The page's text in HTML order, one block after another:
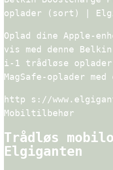
oplader (sort) |
Oplad dine Apple-
vis med denne
i-1 trådløse
MagSafe-oplader med
http s://
Mobiltilbehør
Trådløs
Elgiganten